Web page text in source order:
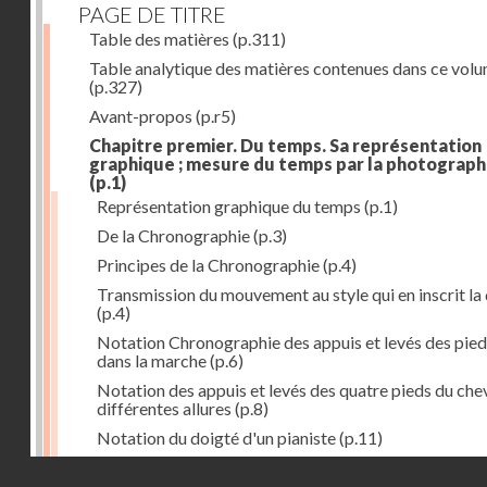
PAGE DE TITRE
Table des matières (p.311)
Table analytique des matières contenues dans ce
(p.327)
Avant-propos (p.r5)
Chapitre premier. Du temps. Sa représentation
graphique ; mesure du temps par la
(p.1)
Représentation graphique du temps (p.1)
De la Chronographie(p.3)
Principes de la Chronographie(p.4)
Transmission du mouvement au style qui en inscrit la
(p.4)
Notation Chronographie des appuis et levés des
dans la marche(p.6)
Notation des appuis et levés des quatre pieds du
différentes allures (p.8)
Notation du doigté d'un pianiste(p.11)